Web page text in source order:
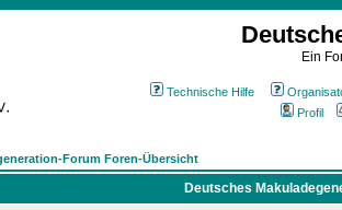
Ein
Technische Hilfe
Profil
Forum Foren-Übersicht
Deutsches